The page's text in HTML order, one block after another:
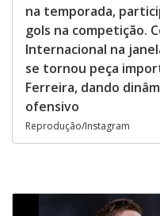
na temporada,
gols na competição.
Internacional na
se tornou peça
Ferreira, dando
ofensivo
Reprodução/Instagram